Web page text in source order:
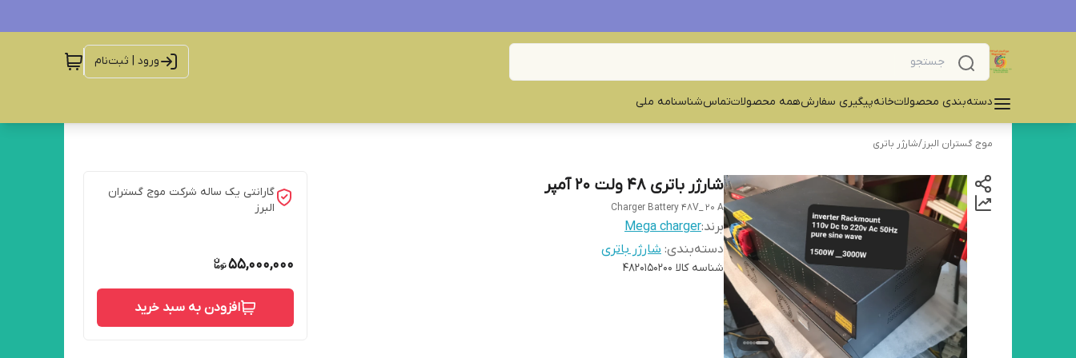
ورود | ثبت‌نام
دسته‌بندی محصولاتخانهپیگیری سفارشهمه محصولاتتماس‌شناسنامه ملی
موج گستران البرز/شارژر باتری
شارژر باتری ۴۸ ولت 20 آمپر
Charger Battery 48V_ 20 A
برند:Mega charger
دسته‌بندی: شارژر باتری
شناسه کالا 4820150200
گارانتی یک ساله شرکت موج گستران
البرز
55,000,000
افزودن به سبد خرید